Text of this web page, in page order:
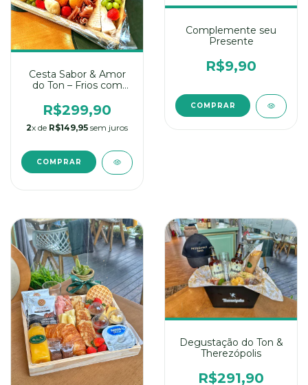
Cesta Sabor & Amor
do Ton – Frios com
R$299,90
2x de R$149,95 sem juros
Complemente seu
Presente
R$9,90
COMPRAR
Degustação do Ton &
Therezópolis
R$291,90